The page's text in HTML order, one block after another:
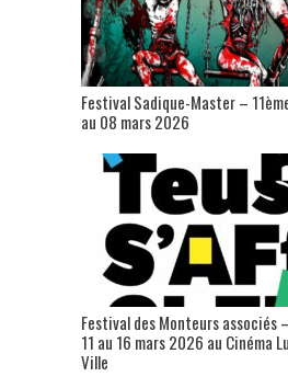
Festival Sadique-Master –
au 08 mars 2026
Festival des Monteurs associés
11 au 16 mars 2026 au Cinéma
Ville